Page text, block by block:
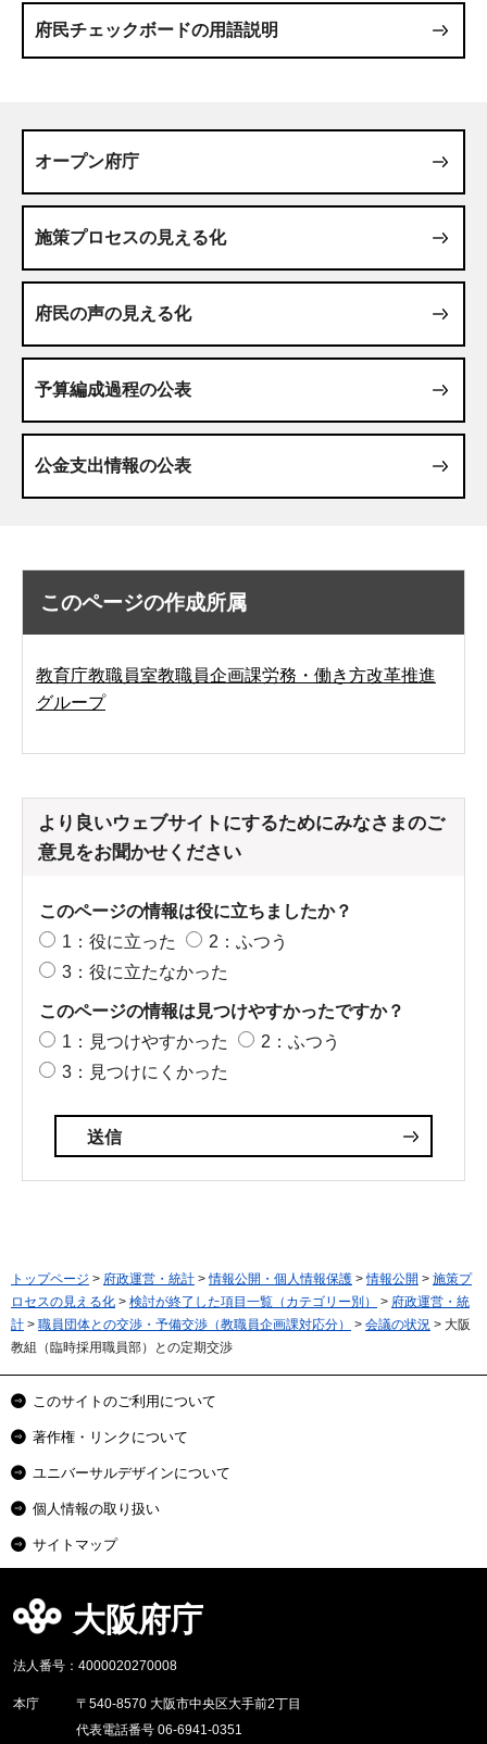
府民チェックボードの用語説明
オープン府庁
施策プロセスの見える化
府民の声の見える化
予算編成過程の公表
公金支出情報の公表
このページの作成所属
教育庁教職員室教職員企画課労務・働き方改革推進
グループ
より良いウェブサイトにするためにみなさまのご
意見をお聞かせください
このページの情報は役に立ちましたか？
1：役に立った
2：ふつう
3：役に立たなかった
このページの情報は見つけやすかったですか？
1：見つけやすかった
2：ふつう
3：見つけにくかった
トップページ > 府政運営・統計 >情報公開・個人情報保護 >情報公開 > 施策プ
ロセスの見える化 > 検討が終了した項目一覧（カテゴリー別） > 府政運営・統
計 > 職員団体との交渉・予備交渉（教職員企画課対応分） > 会議の状況 > 大阪
教組（臨時採用職員部）との定期交渉
このサイトのご利用について
著作権・リンクについて
ユニバーサルデザインについて
個人情報の取り扱い
サイトマップ
大阪府庁
法人番号：4000020270008
本庁
〒540-8570 大阪市中央区大手前2丁目
代表電話番号 06-6941-0351